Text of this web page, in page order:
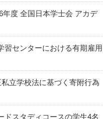
度 全国日本学士会 アカデ
習センターにおける有期雇用
私立学校法に基づく寄附行為
ドスタディコースの学⽣4名